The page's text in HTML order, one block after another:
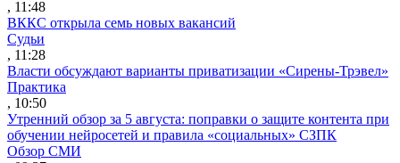
, 11:48
ВККС открыла семь новых вакансий
Судьи
, 11:28
Власти обсуждают варианты приватизации «Сирены-Трэвел»
Практика
, 10:50
Утренний обзор за 5 августа: поправки о защите контента при
обучении нейросетей и правила «социальных» СЗПК
Обзор СМИ